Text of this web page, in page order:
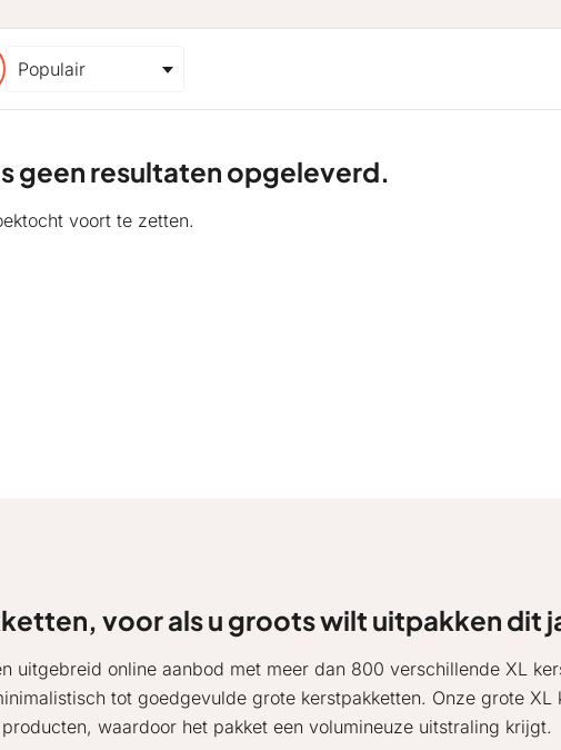
geen resultaten opgeleverd.
voort te zetten.
voor als u groots wilt uitpakken dit
uitgebreid online aanbod met meer dan 800 verschillende XL
tot goedgevulde grote kerstpakketten. Onze grote XL
waardoor het pakket een volumineuze uitstraling krijgt.